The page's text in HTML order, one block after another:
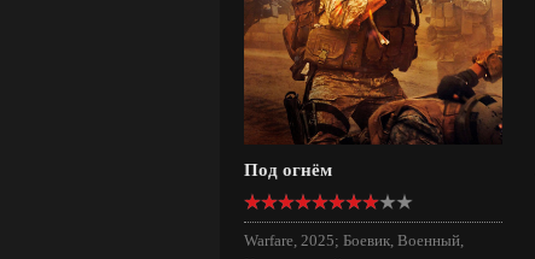
Под огнём
Warfare, 2025; Боевик, Военный,